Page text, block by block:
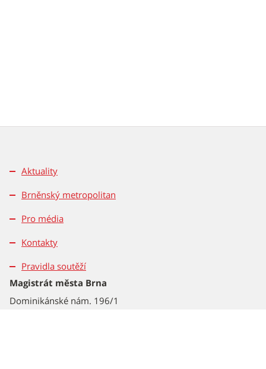
Aktuality
Brněnský metropolitan
Pro média
Kontakty
Pravidla soutěží
Magistrát města Brna
Dominikánské nám. 196/1